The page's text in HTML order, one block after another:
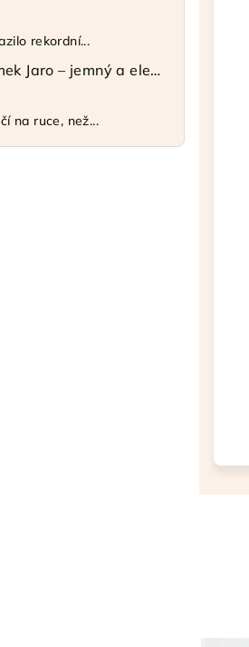
5 hvězdiček.
rekordní...
Minimalistický náramek Jaro – jemný a elegantní
5 hvězdiček.
na ruce, než...